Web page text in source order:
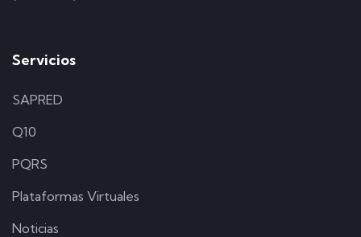
Servicios
SAPRED
Q10
PQRS
Plataformas Virtuales
Noticias